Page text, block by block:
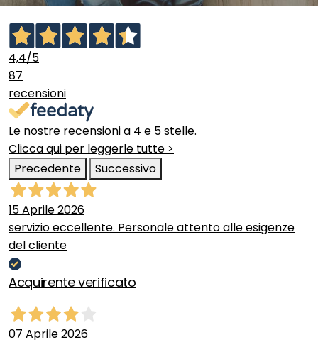
4,4/5
87
recensioni
Le nostre recensioni a 4 e 5 stelle.
Clicca qui per leggerle tutte >
Precedente
Successivo
15 Aprile 2026
servizio eccellente. Personale attento alle esigenze
del cliente
Acquirente verificato
07 Aprile 2026